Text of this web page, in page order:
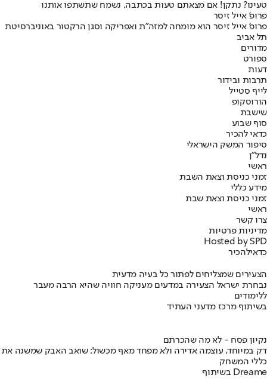
טעינו? נתקן! אם מצאתם טעות בכתבה, נשמח שתשתפו אותנו
פרופ' אייל זיסר
פרופ' אייל זיסר הוא מומחה למזה"ת ואפריקה וסגן הרקטור באוניברסיטת
תל אביב
מדורים
ספורט
דעות
תרבות ובידור
לייף סטייל
הורוסקופ
שישבת
סוף שבוע
כדאי להכיר
סיפור המשק הישראלי
נדל"ן
ראשי
זמני כניסת וצאת השבת
מידע כללי
זמני כניסת וצאת שבת
ראשי
צרו קשר
מדיניות פרטיות
Hosted by SPD
כדאילהכיר
הצעירים שמצליחים לפתור כל בעיה מדעית
נבחרת ישראל הצעירה במדעים מעניקה חוויה שהיא הרבה מעבר
ללימודים
בשיתוף מרכז מדעני העתיד
נקיון פסח - לא מה שהכרתם
דק במיוחד, עוצמה אדירה ולא מפחד מאף מכשול: שואב האבק שמשנה את
כללי המשחק
בשיתוף Dreame